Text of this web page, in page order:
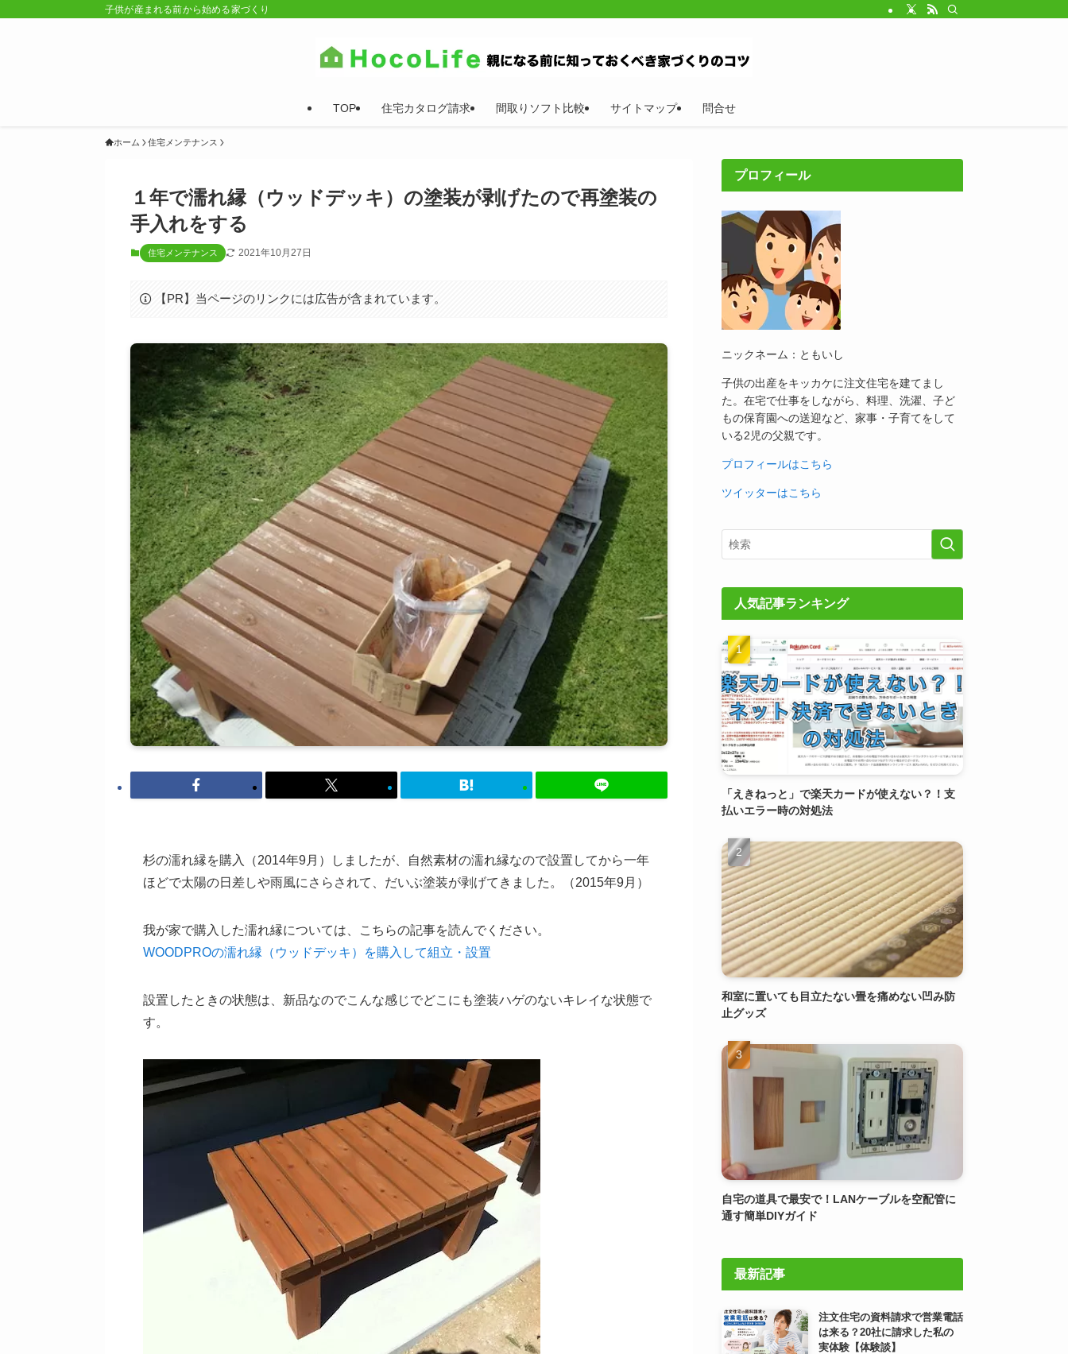
子供が産まれる前から始める家づくり
TOP 住宅カタログ請求 間取りソフト比較 サイトマップ 問合せ
ホーム 住宅メンテナンス
１年で濡れ縁（ウッドデッキ）の塗装が剥げたので再塗装の
手入れをする
住宅メンテナンス 2021年10月27日
【PR】当ページのリンクには広告が含まれています。
杉の濡れ縁を購入（2014年9月）しましたが、自然素材の濡れ縁なので設置してから一年
ほどで太陽の日差しや雨風にさらされて、だいぶ塗装が剥げてきました。（2015年9月）
我が家で購入した濡れ縁については、こちらの記事を読んでください。
WOODPROの濡れ縁（ウッドデッキ）を購入して組立・設置
設置したときの状態は、新品なのでこんな感じでどこにも塗装ハゲのないキレイな状態で
す。
プロフィール
ニックネーム：ともいし
子供の出産をキッカケに注文住宅を建てまし
た。在宅で仕事をしながら、料理、洗濯、子ど
もの保育園への送迎など、家事・子育てをして
いる2児の父親です。
プロフィールはこちら
ツイッターはこちら
人気記事ランキング
「えきねっと」で楽天カードが使えない？！支
払いエラー時の対処法
和室に置いても目立たない畳を痛めない凹み防
止グッズ
自宅の道具で最安で！LANケーブルを空配管に
通す簡単DIYガイド
最新記事
注文住宅の資料請求で営業電話
は来る？20社に請求した私の
実体験【体験談】